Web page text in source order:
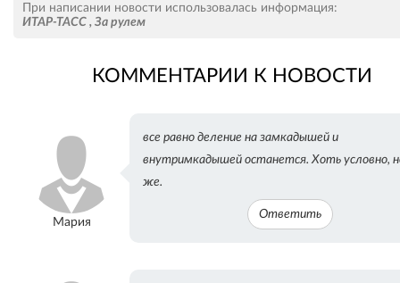
во
ВКонтакте
Одноклассниках
При написании новости использовалась информация:
ИТАР-ТАСС , За рулем
КОММЕНТАРИИ К НОВОСТИ
Мария
все равно деление на замкадышей и
внутримкадышей останется. Хоть условно,
же.
Ответить